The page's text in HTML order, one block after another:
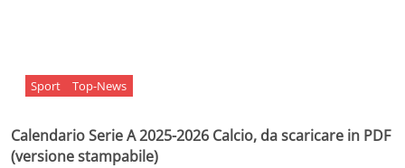
Sport Top-News
Calendario Serie A 2025-2026 Calcio, da scaricare in PDF
(versione stampabile)